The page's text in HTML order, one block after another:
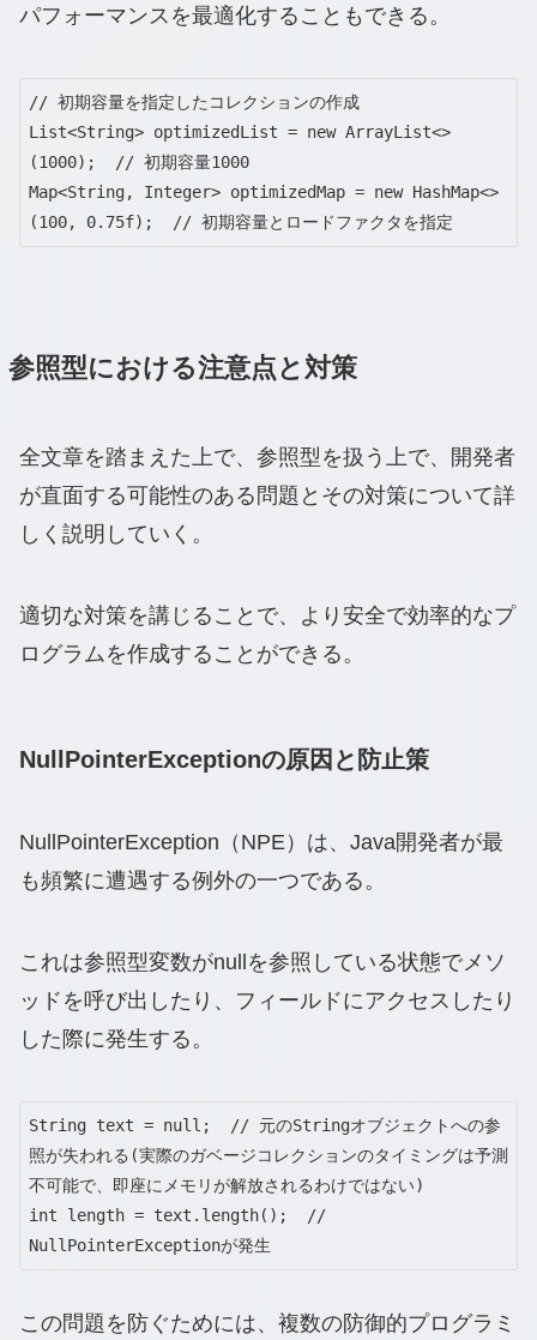
パフォーマンスを最適化することもできる。
// 初期容量を指定したコレクションの作成
List<String> optimizedList = new ArrayList<>
(1000);  // 初期容量1000
Map<String, Integer> optimizedMap = new HashMap<>
(100, 0.75f);  // 初期容量とロードファクタを指定
参照型における注意点と対策
全文章を踏まえた上で、参照型を扱う上で、開発者
が直面する可能性のある問題とその対策について詳
しく説明していく。
適切な対策を講じることで、より安全で効率的なプ
ログラムを作成することができる。
NullPointerExceptionの原因と防止策
NullPointerException（NPE）は、Java開発者が最
も頻繁に遭遇する例外の一つである。
これは参照型変数がnullを参照している状態でメソ
ッドを呼び出したり、フィールドにアクセスしたり
した際に発生する。
String text = null;  // 元のStringオブジェクトへの参
照が失われる(実際のガベージコレクションのタイミングは予測
不可能で、即座にメモリが解放されるわけではない)
int length = text.length();  //
NullPointerExceptionが発生
この問題を防ぐためには、複数の防御的プログラミ